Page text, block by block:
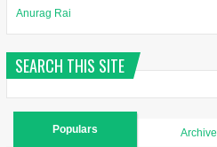
Anurag Rai
SEARCH THIS SITE
Populars Archive